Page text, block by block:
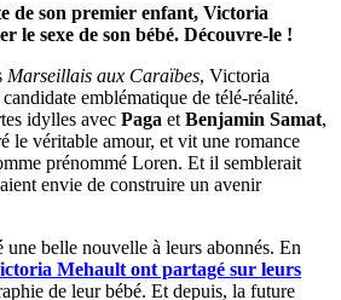
de son premier enfant, Victoria
le sexe de son bébé. Découvre-le !
Marseillais aux Caraïbes, Victoria
emblématique de télé-réalité.
idylles avec Paga et Benjamin Samat,
le véritable amour, et vit une romance
prénommé Loren. Et il semblerait
envie de construire un avenir
belle nouvelle à leurs abonnés. En
Mehault ont partagé sur leurs
de leur bébé. Et depuis, la future